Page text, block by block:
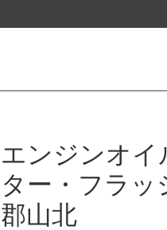
エンジンオイ
ター・フラ
郡山北